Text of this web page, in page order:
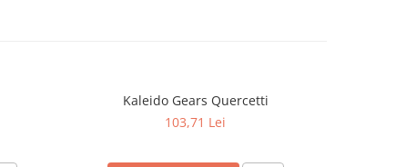
Kaleido Gears Quercetti
103,71 Lei